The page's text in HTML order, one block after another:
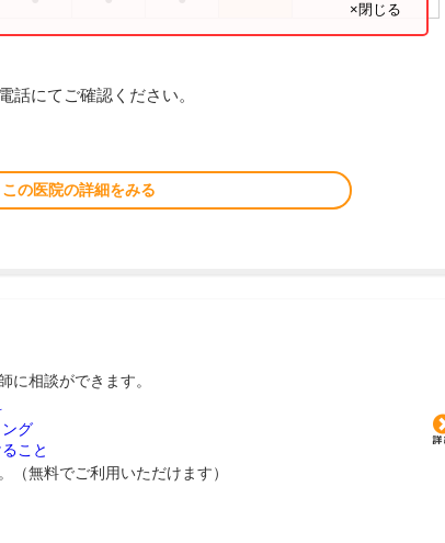
×閉じる
話にてご確認ください。
この医院の詳細をみる
に相談ができます。
グ
こと
（無料でご利用いただけます）